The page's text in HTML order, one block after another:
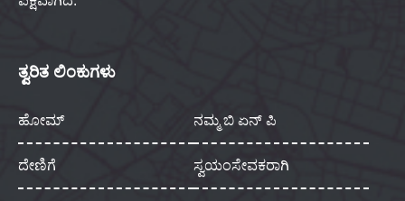
ತ್ವರಿತ ಲಿಂಕುಗಳು
ಹೋಮ್ ನಮ್ಮ ಬಿ ಏನ್ ಪಿ
ದೇಣಿಗೆ ಸ್ವಯಂಸೇವಕರಾಗಿ